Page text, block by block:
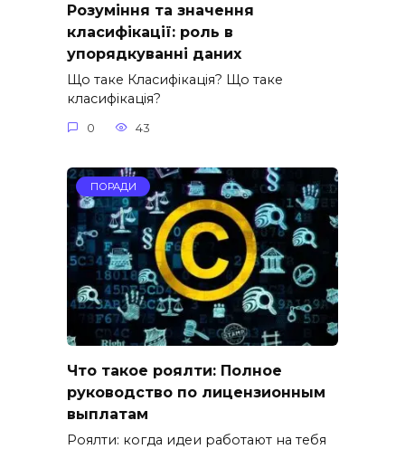
Розуміння та значення
класифікації: роль в
упорядкуванні даних
Що таке Класифікація? Що таке
класифікація?
0 43
ПОРАДИ
Что такое роялти: Полное
руководство по лицензионным
выплатам
Роялти: когда идеи работают на тебя